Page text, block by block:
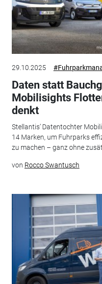
29.10.2025
Daten statt
Mobilisights
denkt
Stellantis’ Datentochter
14 Marken, um Fuhrparks
zu machen – ganz ohne
von Rocco Swantusch